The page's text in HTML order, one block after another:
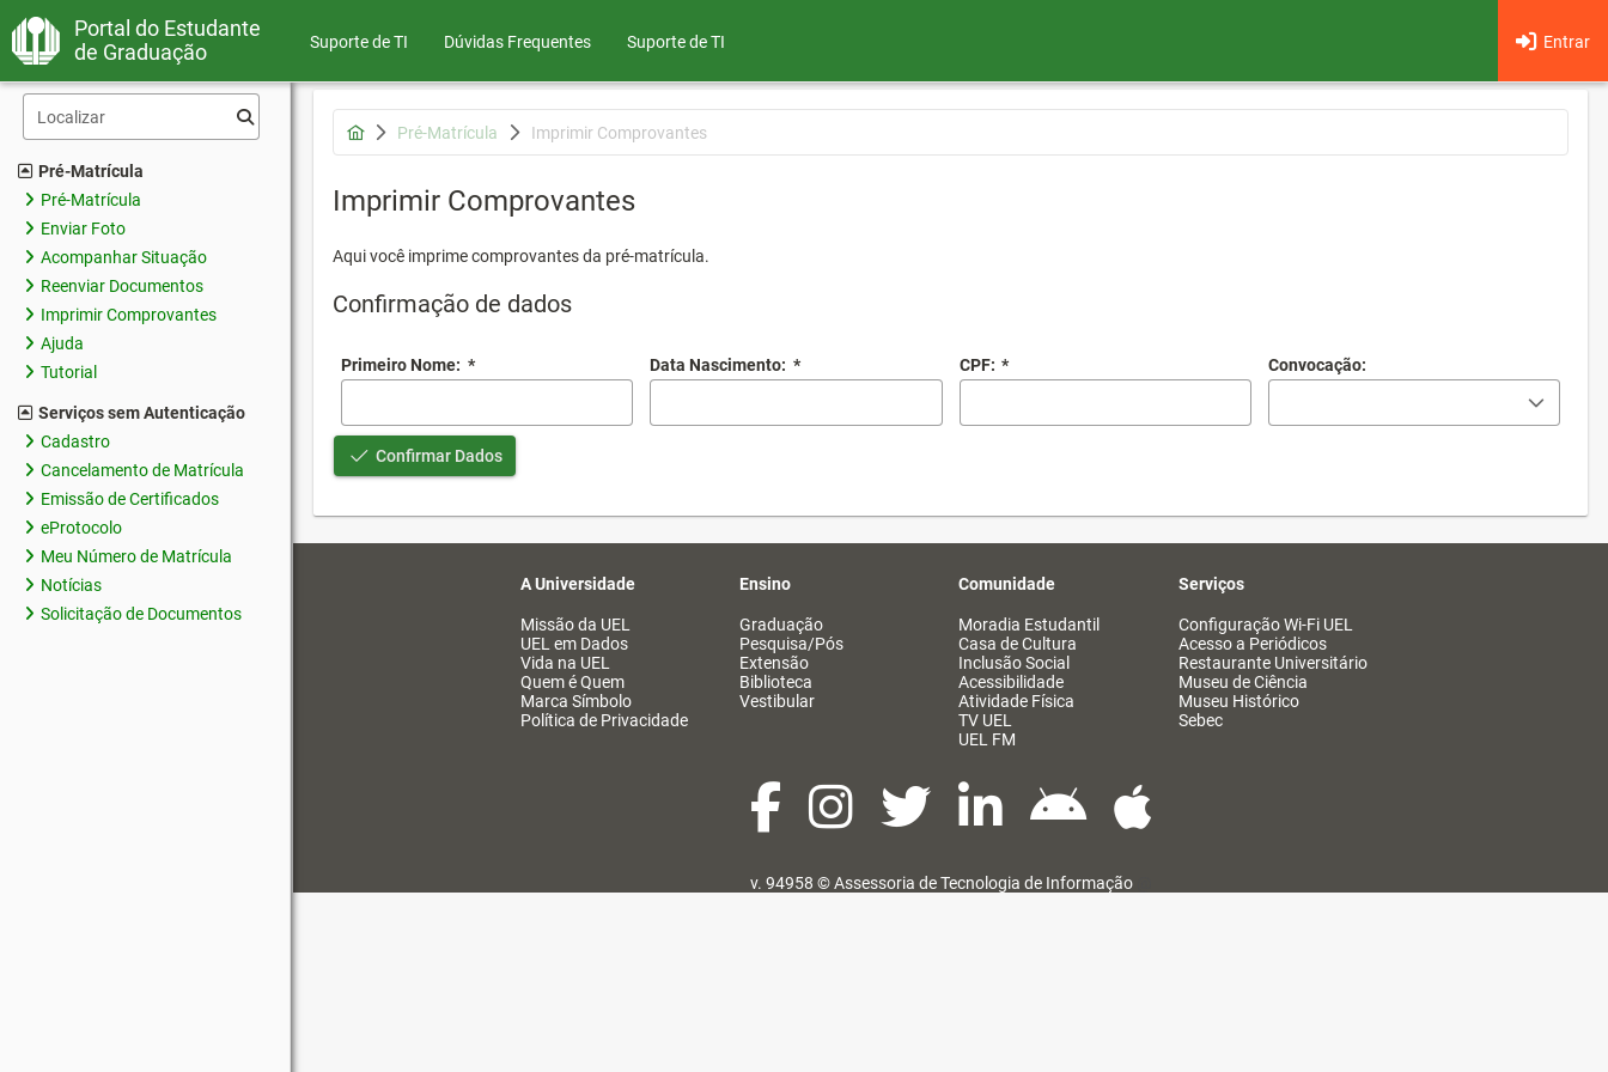
Portal do Estudante
de Graduação
Suporte de TI Dúvidas Frequentes Entrar
Suporte de TI
Pré-Matrícula
Pré-Matrícula
Enviar Foto
Acompanhar Situação
Reenviar Documentos
Imprimir Comprovantes
Ajuda
Tutorial
Serviços sem Autenticação
Cadastro
Cancelamento de Matrícula
Emissão de Certificados
eProtocolo
Meu Número de Matrícula
Notícias
Solicitação de Documentos
Pré-Matrícula Imprimir Comprovantes
Imprimir Comprovantes
Aqui você imprime comprovantes da pré-matrícula.
Confirmação de dados
Primeiro Nome: * Data Nascimento: * CPF: * Convocação:
Confirmar Dados
A Universidade
Missão da UEL
UEL em Dados
Vida na UEL
Quem é Quem
Marca Símbolo
Política de Privacidade
Ensino
Graduação
Pesquisa/Pós
Extensão
Biblioteca
Vestibular
Comunidade
Moradia Estudantil
Casa de Cultura
Inclusão Social
Acessibilidade
Atividade Física
TV UEL
UEL FM
Serviços
Configuração Wi-Fi UEL
Acesso a Periódicos
Restaurante Universitário
Museu de Ciência
Museu Histórico
Sebec
v. 94958 ©Assessoria de Tecnologia de Informação